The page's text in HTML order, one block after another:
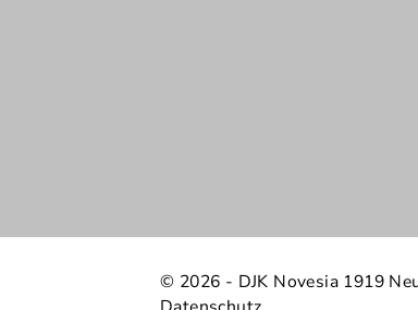
© 2026 - DJK Novesia 1919